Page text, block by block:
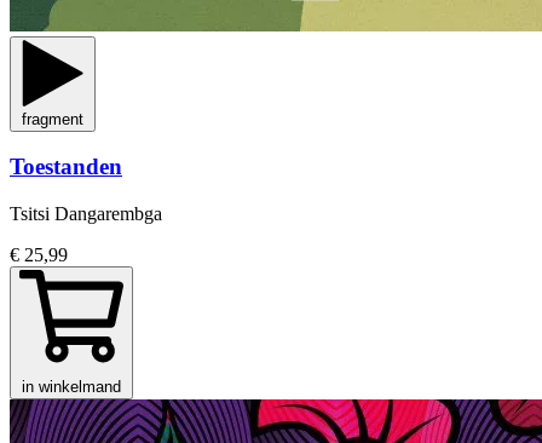
fragment
Toestanden
Tsitsi Dangarembga
€ 25,99
in winkelmand